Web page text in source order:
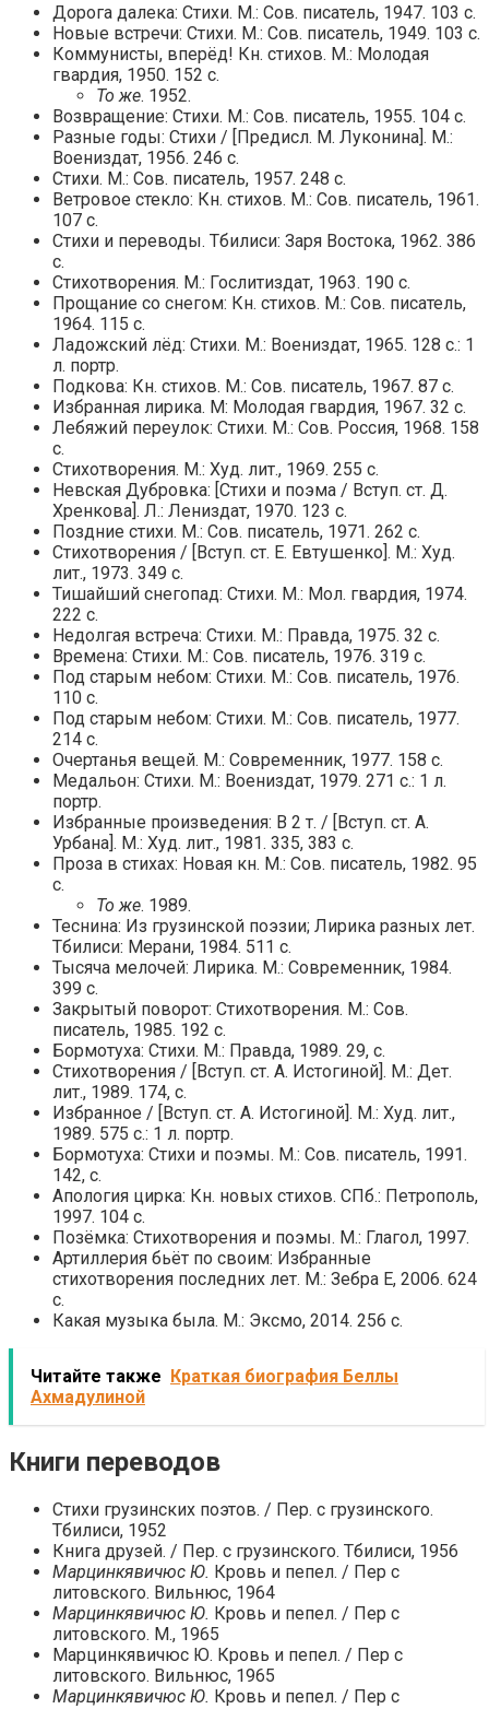
Дорога далека: Стихи. М.: Сов. писатель, 1947. 103 с.
Новые встречи: Стихи. М.: Сов. писатель, 1949. 103 с.
Коммунисты, вперёд! Кн. стихов. М.: Молодая
гвардия, 1950. 152 с.
То же. 1952.
Возвращение: Стихи. М.: Сов. писатель, 1955. 104 с.
Разные годы: Стихи / [Предисл. М. Луконина]. М.:
Воениздат, 1956. 246 с.
Стихи. М.: Сов. писатель, 1957. 248 с.
Ветровое стекло: Кн. стихов. М.: Сов. писатель, 1961.
107 с.
Стихи и переводы. Тбилиси: Заря Востока, 1962. 386
с.
Стихотворения. М.: Гослитиздат, 1963. 190 с.
Прощание со снегом: Кн. стихов. М.: Сов. писатель,
1964. 115 с.
Ладожский лёд: Стихи. М.: Воениздат, 1965. 128 с.: 1
л. портр.
Подкова: Кн. стихов. М.: Сов. писатель, 1967. 87 с.
Избранная лирика. М: Молодая гвардия, 1967. 32 с.
Лебяжий переулок: Стихи. М.: Сов. Россия, 1968. 158
с.
Стихотворения. М.: Худ. лит., 1969. 255 с.
Невская Дубровка: [Стихи и поэма / Вступ. ст. Д.
Хренкова]. Л.: Лениздат, 1970. 123 с.
Поздние стихи. М.: Сов. писатель, 1971. 262 с.
Стихотворения / [Вступ. ст. Е. Евтушенко]. М.: Худ.
лит., 1973. 349 с.
Тишайший снегопад: Стихи. М.: Мол. гвардия, 1974.
222 с.
Недолгая встреча: Стихи. М.: Правда, 1975. 32 с.
Времена: Стихи. М.: Сов. писатель, 1976. 319 с.
Под старым небом: Стихи. М.: Сов. писатель, 1976.
110 с.
Под старым небом: Стихи. М.: Сов. писатель, 1977.
214 с.
Очертанья вещей. М.: Современник, 1977. 158 с.
Медальон: Стихи. М.: Воениздат, 1979. 271 с.: 1 л.
портр.
Избранные произведения: В 2 т. / [Вступ. ст. А.
Урбана]. М.: Худ. лит., 1981. 335, 383 с.
Проза в стихах: Новая кн. М.: Сов. писатель, 1982. 95
с.
То же. 1989.
Теснина: Из грузинской поэзии; Лирика разных лет.
Тбилиси: Мерани, 1984. 511 с.
Тысяча мелочей: Лирика. М.: Современник, 1984.
399 с.
Закрытый поворот: Стихотворения. М.: Сов.
писатель, 1985. 192 с.
Бормотуха: Стихи. М.: Правда, 1989. 29, с.
Стихотворения / [Вступ. ст. А. Истогиной]. М.: Дет.
лит., 1989. 174, с.
Избранное / [Вступ. ст. А. Истогиной]. М.: Худ. лит.,
1989. 575 с.: 1 л. портр.
Бормотуха: Стихи и поэмы. М.: Сов. писатель, 1991.
142, с.
Апология цирка: Кн. новых стихов. СПб.: Петрополь,
1997. 104 с.
Позёмка: Стихотворения и поэмы. М.: Глагол, 1997.
Артиллерия бьёт по своим: Избранные
стихотворения последних лет. М.: Зебра Е, 2006. 624
с.
Какая музыка была. М.: Эксмо, 2014. 256 с.
Читайте также Краткая биография Беллы
Ахмадулиной
Книги переводов
Стихи грузинских поэтов. / Пер. с грузинского.
Тбилиси, 1952
Книга друзей. / Пер. с грузинского. Тбилиси, 1956
Марцинкявичюс Ю. Кровь и пепел. / Пер с
литовского. Вильнюс, 1964
Марцинкявичюс Ю. Кровь и пепел. / Пер с
литовского. М., 1965
Марцинкявичюс Ю. Кровь и пепел. / Пер с
литовского. Вильнюс, 1965
Марцинкявичюс Ю. Кровь и пепел. / Пер с